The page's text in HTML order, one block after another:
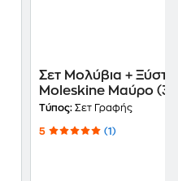
Σετ Μολύβια +
Moleskine Μαύρο (3
Τεμάχια)
Τύπος: Σετ Γραφής
5 (1)